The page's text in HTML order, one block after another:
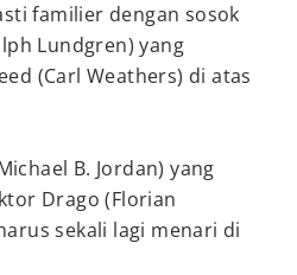
familier dengan sosok
Lundgren) yang
(Carl Weathers) di atas
B. Jordan) yang
Drago (Florian
sekali lagi menari di